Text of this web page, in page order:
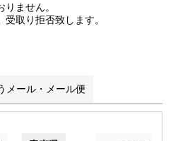
ません。
取り拒否致します。
メール・メール便